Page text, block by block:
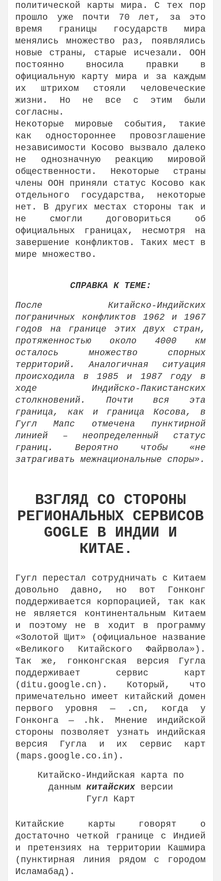
политической карты мира. С тех пор
прошло уже почти 70 лет, за это
время границы государств мира
менялись множество раз, появлялись
новые страны, старые исчезали. ООН
постоянно вносила правки в
официальную карту мира и за каждым
их штрихом стояли человеческие
жизни. Но не все с этим были
согласны.
Некоторые мировые события, такие
как одностороннее провозглашение
независимости Косово вызвало далеко
не однозначную реакцию мировой
общественности. Некоторые страны
члены ООН приняли статус Косово как
отдельного государства, некоторые
нет. В других местах стороны так и
не смогли договориться об
официальных границах, несмотря на
завершение конфликтов. Таких мест в
мире множество.
СПРАВКА К ТЕМЕ:
После Китайско-Индийских
пограничных конфликтов 1962 и 1967
годов на границе этих двух стран,
протяженностью около 4000 км
осталось множество спорных
территорий. Аналогичная ситуация
происходила в 1985 и 1987 году в
ходе Индийско-Пакистанских
столкновений. Почти вся эта
граница, как и граница Косова, в
Гугл Мапс отмечена пунктирной
линией – неопределенный статус
границ. Вероятно чтобы «не
затрагивать межнациональные споры».
ВЗГЛЯД СО СТОРОНЫ
РЕГИОНАЛЬНЫХ СЕРВИСОВ
GOGLE В ИНДИИ И
КИТАЕ.
Гугл перестал сотрудничать с Китаем
довольно давно, но вот Гонконг
поддерживается корпорацией, так как
не является континентальным Китаем
и поэтому не в ходит в программу
«Золотой Щит» (официальное название
«Великого Китайского Файрвола»).
Так же, гонконгская версия Гугла
поддерживает сервис карт
(ditu.google.cn). Который, что
примечательно имеет китайский домен
первого уровня — .cn, когда у
Гонконга — .hk. Мнение индийской
стороны позволяет узнать индийская
версия Гугла и их сервис карт
(maps.google.co.in).
Китайско-Индийская карта по
данным китайских
версии
Гугл Карт
Китайские карты говорят о
достаточно четкой границе с Индией
и претензиях на территории Кашмира
(пунктирная линия рядом с городом
Исламабад).